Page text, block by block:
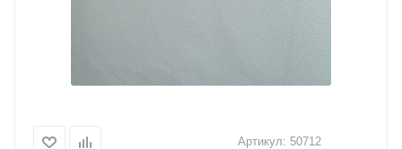
Артикул: 50712